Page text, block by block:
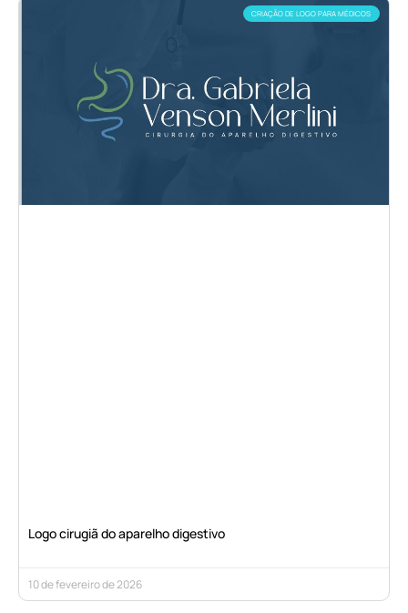
CRIAÇÃO DE LOGO PARA MÉDICOS
Logo cirugiã do aparelho digestivo
10 de fevereiro de 2026